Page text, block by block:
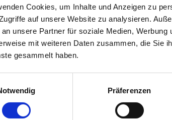
Cookies, um Inhalte und Anzeigen zu
auf unsere Website zu analysieren.
unsere Partner für soziale Medien,
mit weiteren Daten zusammen, die Sie
gesammelt haben.
Präferenzen
error: aclient-side exception has occurred